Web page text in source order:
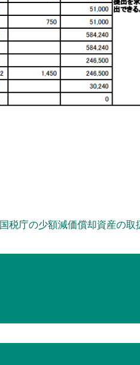
国税庁の少額減価償却資産の取